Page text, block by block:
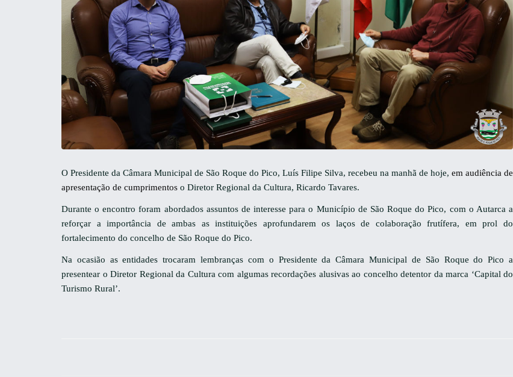
O Presidente da Câmara Municipal de São Roque do Pico, Luís Filipe Silva, recebeu na manhã de hoje, em audiência de
apresentação de cumprimentos o Diretor Regional da Cultura, Ricardo Tavares.
Durante o encontro foram abordados assuntos de interesse para o Município de São Roque do Pico, com o Autarca a
reforçar a importância de ambas as instituições aprofundarem os laços de colaboração frutífera, em prol do
fortalecimento do concelho de São Roque do Pico.
Na ocasião as entidades trocaram lembranças com o Presidente da Câmara Municipal de São Roque do Pico a
presentear o Diretor Regional da Cultura com algumas recordações alusivas ao concelho detentor da marca ‘Capital do
Turismo Rural’.